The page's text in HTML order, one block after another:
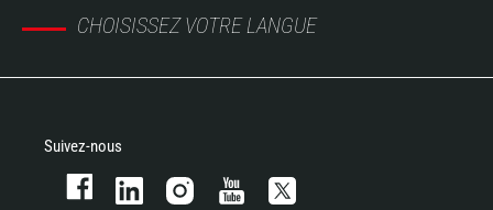
CHOISISSEZ VOTRE LANGUE
Suivez-nous